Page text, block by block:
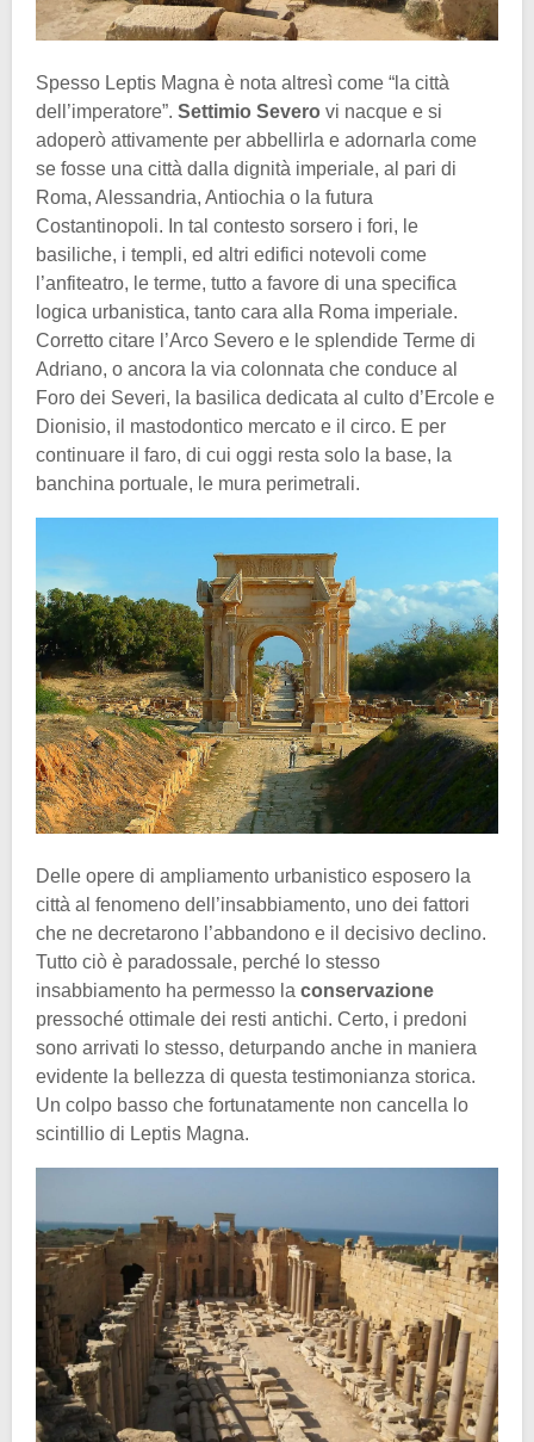
Spesso Leptis Magna è nota altresì come “la città
dell’imperatore”. Settimio Severo vi nacque e si
adoperò attivamente per abbellirla e adornarla come
se fosse una città dalla dignità imperiale, al pari di
Roma, Alessandria, Antiochia o la futura
Costantinopoli. In tal contesto sorsero i fori, le
basiliche, i templi, ed altri edifici notevoli come
l’anfiteatro, le terme, tutto a favore di una specifica
logica urbanistica, tanto cara alla Roma imperiale.
Corretto citare l’Arco Severo e le splendide Terme di
Adriano, o ancora la via colonnata che conduce al
Foro dei Severi, la basilica dedicata al culto d’Ercole e
Dionisio, il mastodontico mercato e il circo. E per
continuare il faro, di cui oggi resta solo la base, la
banchina portuale, le mura perimetrali.
Delle opere di ampliamento urbanistico esposero la
città al fenomeno dell’insabbiamento, uno dei fattori
che ne decretarono l’abbandono e il decisivo declino.
Tutto ciò è paradossale, perché lo stesso
insabbiamento ha permesso la conservazione
pressoché ottimale dei resti antichi. Certo, i predoni
sono arrivati lo stesso, deturpando anche in maniera
evidente la bellezza di questa testimonianza storica.
Un colpo basso che fortunatamente non cancella lo
scintillio di Leptis Magna.